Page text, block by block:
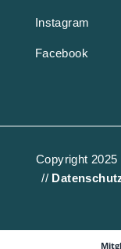
Instagram
Facebook
Copyright
//